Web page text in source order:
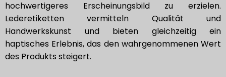
hochwertigeres Erscheinungsbild zu erzielen.
Lederetiketten vermitteln Qualität und
Handwerkskunst und bieten gleichzeitig ein
haptisches Erlebnis, das den wahrgenommenen Wert
des Produkts steigert.